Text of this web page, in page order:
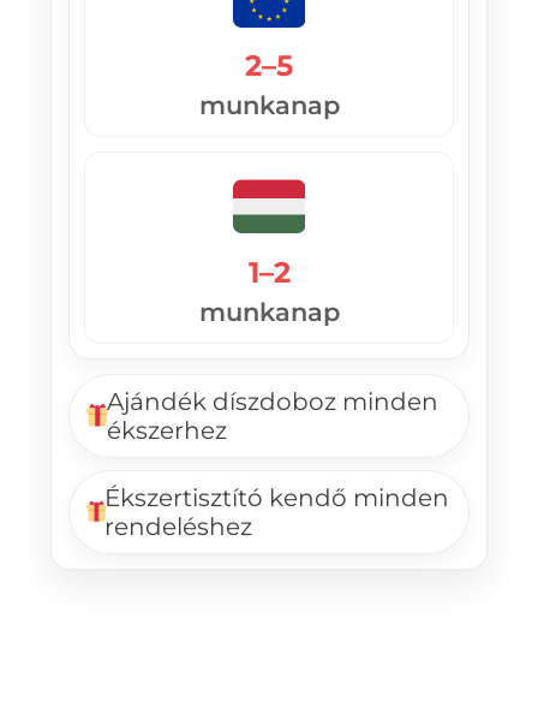
1–2
munkanap
2–5
munkanap
Ajándék díszdoboz minden
ékszerhez
Ékszertisztító kendő minden
rendeléshez